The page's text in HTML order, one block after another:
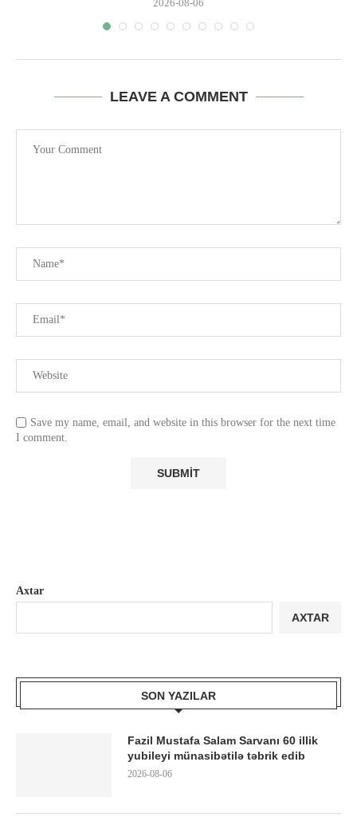
2026-08-06
LEAVE A COMMENT
Save my name, email, and website in this browser for the next time
I comment.
Axtar
AXTAR
SON YAZILAR
Fazil Mustafa Salam Sarvanı 60 illik
yubileyi münasibətilə təbrik edib
2026-08-06